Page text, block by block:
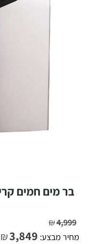
בר מים חמים
₪4,999
מחיר מבצע:
₪3,849